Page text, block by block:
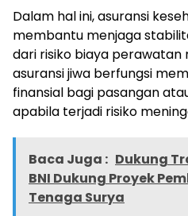
Dalam hal ini, asuransi
membantu menjaga
dari risiko biaya perawatan
asuransi jiwa berfungsi
finansial bagi pasangan
apabila terjadi risiko
Baca Juga : Dukung
BNI Dukung Proyek
Tenaga Surya